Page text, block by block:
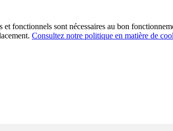
fonctionnels sont nécessaires au bon
Consultez notre politique en matière de